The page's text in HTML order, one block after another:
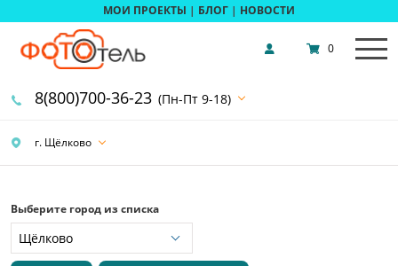
МОИ ПРОЕКТЫ | БЛОГ | НОВОСТИ
г. Щёлково
8(800)700-36-23 (Пн-Пт 9-18)
0
Выберите город из списка